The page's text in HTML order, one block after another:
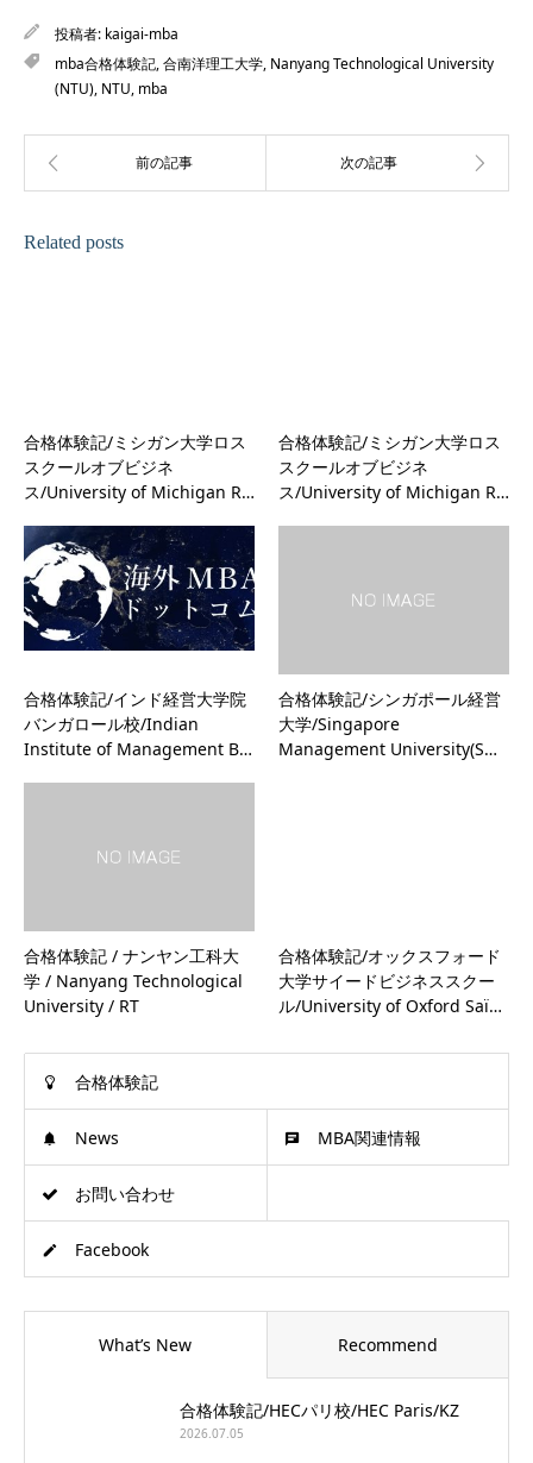
投稿者: kaigai-mba
mba合格体験記,合南洋理工大学, Nanyang Technological University
(NTU), NTU, mba
Related posts
合格体験記/ミシガン大学ロス
スクールオブビジネ
ス/University of Michigan R…
合格体験記/ミシガン大学ロス
スクールオブビジネ
ス/University of Michigan R…
合格体験記/インド経営大学院
バンガロール校/Indian
Institute of Management B…
合格体験記/シンガポール経営
大学/Singapore
Management University(S…
合格体験記 / ナンヤン工科大
学 / Nanyang Technological
University / RT
合格体験記/オックスフォード
大学サイードビジネススクー
ル/University of Oxford Saï…
合格体験記
News MBA関連情報
お問い合わせ
Facebook
What’s New Recommend
合格体験記/HECパリ校/HEC Paris/KZ
2026.07.05